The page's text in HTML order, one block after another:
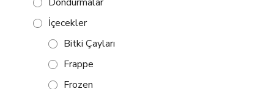
İçecekler
Bitki Çayları
Frappe
Frozen